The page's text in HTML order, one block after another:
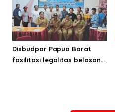
Disbudpar Papua Barat
fasilitasi legalitas belasan